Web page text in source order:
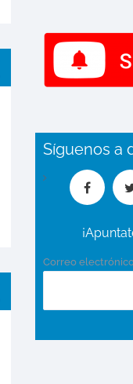
Síguenos a
Correo